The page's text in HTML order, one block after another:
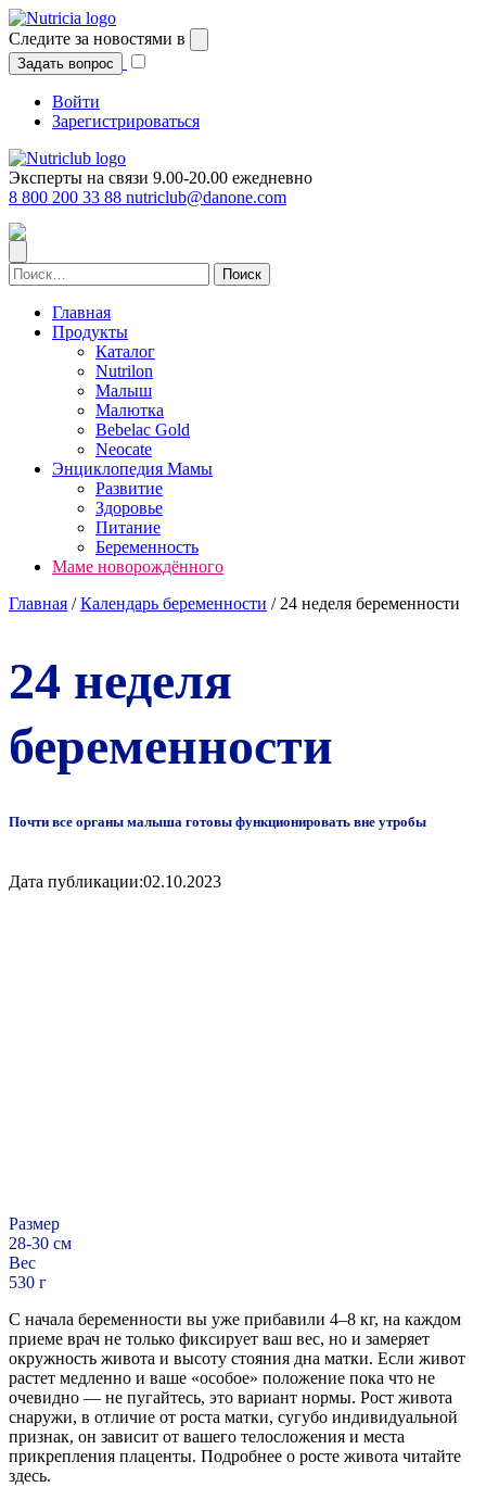
Перейти
к
содержимому
Следите за новостями в
Задать вопрос
Войти
Зарегистрироваться
Эксперты на связи 9.00-20.00 ежедневно
8 800 200 33 88 nutriclub@danone.com
Найти:
Главная
Продукты
Каталог
Nutrilon
Малыш
Малютка
Bebelac Gold
Neocate
Энциклопедия Мамы
Развитие
Здоровье
Питание
Беременность
Маме новорождённого
Главная /Календарь беременности / 24 неделя беременности
24 неделя
беременности
Почти все органы малыша готовы функционировать вне утробы
Дата публикации:02.10.2023
Размер
28-30 см
Вес
530 г
С начала беременности вы уже прибавили 4–8 кг, на каждом
приеме врач не только фиксирует ваш вес, но и замеряет
окружность живота и высоту стояния дна матки. Если живот
растет медленно и ваше «особое» положение пока что не
очевидно — не пугайтесь, это вариант нормы. Рост живота
снаружи, в отличие от роста матки, сугубо индивидуальной
признак, он зависит от вашего телосложения и места
прикрепления плаценты. Подробнее о росте живота читайте
здесь.